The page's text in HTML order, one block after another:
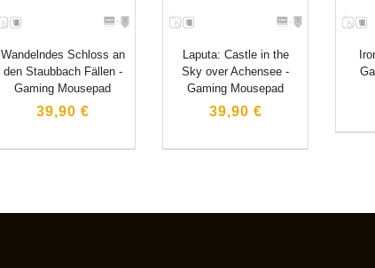
Wandelndes Schloss an
den Staubbach Fällen -
Gaming Mousepad
39,90 €
Laputa: Castle in the
Sky over Achensee -
Gaming Mousepad
39,90 €